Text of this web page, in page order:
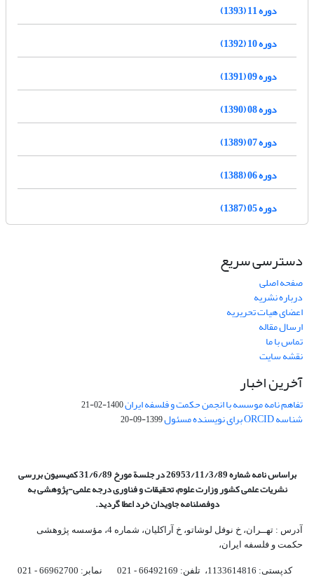
دوره 11 (1393)
دوره 10 (1392)
دوره 09 (1391)
دوره 08 (1390)
دوره 07 (1389)
دوره 06 (1388)
دوره 05 (1387)
دسترسی سریع
صفحه اصلی
درباره نشریه
اعضای هیات تحریریه
ارسال مقاله
تماس با ما
نقشه سایت
آخرین اخبار
تفاهم نامه موسسه با انجمن حکمت و فلسفه ایران1400-02-21
شناسه ORCID برای نویسنده مسئول 1399-09-20
براساس نامه شماره 26953/11/3/89 در جلسة مورخ 31/6/89 کمیسیون
بررسی
نشریات علمی کشور وزارت علوم، تحقیقات و فناوری درجه علمی‌-پژوهشیبه
دوفصلنامه جاویدان خرد اعطا گردید.
آدرس : تهــران، خ نوفل لوشاتو، خ آراکلیان، شماره 4،‌ مؤسسه پژوهشی
حکمت و فلسفه ایران،‌
کدپستی: 1133614816، تلفن: 66492169 - 021 نمابر: 66962700 - 021